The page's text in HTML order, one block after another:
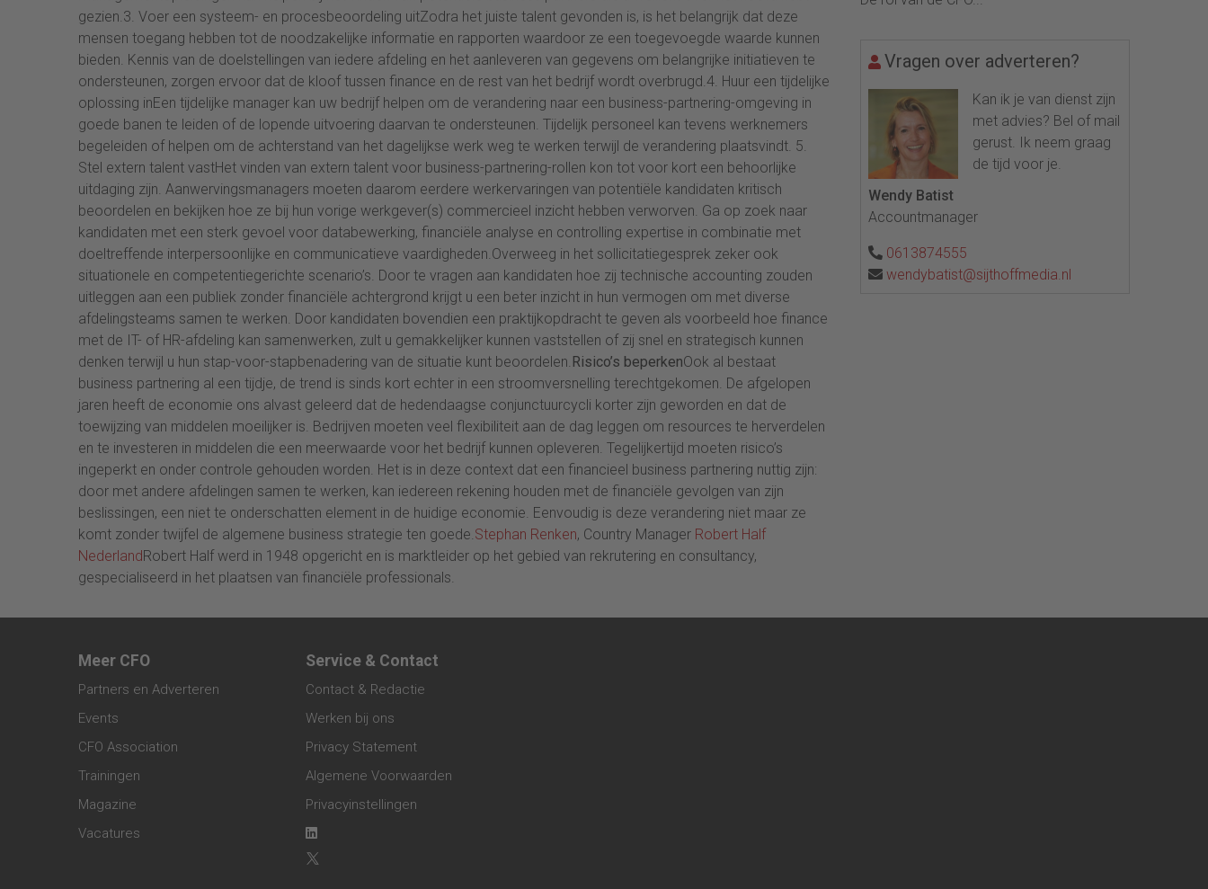
gezien.3. Voer een systeem- en procesbeoordeling uitZodra het juiste talent gevonden is, is het belangrijk dat deze
mensen toegang hebben tot de noodzakelijke informatie en rapporten waardoor ze een toegevoegde waarde kunnen
bieden. Kennis van de doelstellingen van iedere afdeling en het aanleveren van gegevens om belangrijke initiatieven te
ondersteunen, zorgen ervoor dat de kloof tussen finance en de rest van het bedrijf wordt overbrugd.4. Huur een tijdelijke
oplossing inEen tijdelijke manager kan uw bedrijf helpen om de verandering naar een business-partnering-omgeving in
goede banen te leiden of de lopende uitvoering daarvan te ondersteunen. Tijdelijk personeel kan tevens werknemers
begeleiden of helpen om de achterstand van het dagelijkse werk weg te werken terwijl de verandering plaatsvindt. 5.
Stel extern talent vastHet vinden van extern talent voor business-partnering-rollen kon tot voor kort een behoorlijke
uitdaging zijn. Aanwervingsmanagers moeten daarom eerdere werkervaringen van potentiële kandidaten kritisch
beoordelen en bekijken hoe ze bij hun vorige werkgever(s) commercieel inzicht hebben verworven. Ga op zoek naar
kandidaten met een sterk gevoel voor databewerking, financiële analyse en controlling expertise in combinatie met
doeltreffende interpersoonlijke en communicatieve vaardigheden.Overweeg in het sollicitatiegesprek zeker ook
situationele en competentiegerichte scenario’s. Door te vragen aan kandidaten hoe zij technische accounting zouden
uitleggen aan een publiek zonder financiële achtergrond krijgt u een beter inzicht in hun vermogen om met diverse
afdelingsteams samen te werken. Door kandidaten bovendien een praktijkopdracht te geven als voorbeeld hoe finance
met de IT- of HR-afdeling kan samenwerken, zult u gemakkelijker kunnen vaststellen of zij snel en strategisch kunnen
denken terwijl u hun stap-voor-stapbenadering van de situatie kunt beoordelen. Risico’s beperkenOok al bestaat
business partnering al een tijdje, de trend is sinds kort echter in een stroomversnelling terechtgekomen. De afgelopen
jaren heeft de economie ons alvast geleerd dat de hedendaagse conjunctuurcycli korter zijn geworden en dat de
toewijzing van middelen moeilijker is. Bedrijven moeten veel flexibiliteit aan de dag leggen om resources te herverdelen
en te investeren in middelen die een meerwaarde voor het bedrijf kunnen opleveren. Tegelijkertijd moeten risico’s
ingeperkt en onder controle gehouden worden. Het is in deze context dat een financieel business partnering nuttig zijn:
door met andere afdelingen samen te werken, kan iedereen rekening houden met de financiële gevolgen van zijn
beslissingen, een niet te onderschatten element in de huidige economie. Eenvoudig is deze verandering niet maar ze
komt zonder twijfel de algemene business strategie ten goede.Stephan Renken, Country Manager Robert Half
NederlandRobert Half werd in 1948 opgericht en is marktleider op het gebied van rekrutering en consultancy,
gespecialiseerd in het plaatsen van financiële professionals.
Vragen over adverteren?
Kan ik je van dienst zijn
met advies? Bel of mail
gerust. Ik neem graag
de tijd voor je.
Wendy Batist
Accountmanager
0613874555
wendybatist@sijthoffmedia.nl
Meer CFO
Partners en Adverteren
Events
CFO Association
Trainingen
Magazine
Vacatures
Service & Contact
Contact & Redactie
Werken bij ons
Privacy Statement
Algemene Voorwaarden
Privacyinstellingen